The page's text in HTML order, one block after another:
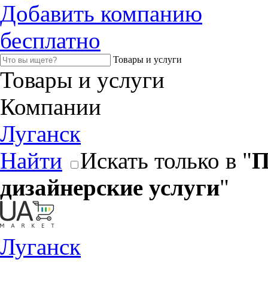
Добавить компанию
бесплатно
Товары и услуги
Товары и услуги
Компании
Луганск
Найти
Искать только в "
дизайнерские услуги"
Луганск